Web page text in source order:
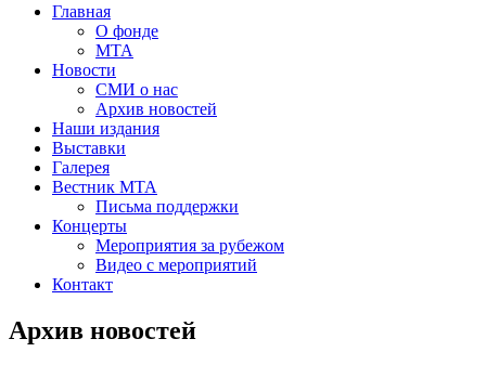
Главная
О фонде
МТА
Новости
СМИ о нас
Архив новостей
Наши издания
Выставки
Галерея
Вестник МТА
Письма поддержки
Концерты
Мероприятия за рубежом
Видео с мероприятий
Контакт
Архив новостей